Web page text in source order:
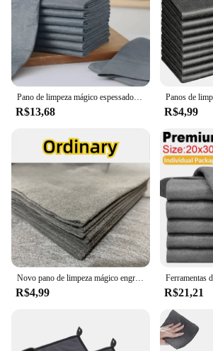
R$13,68 R$4,99
R$4,99 R$21,21